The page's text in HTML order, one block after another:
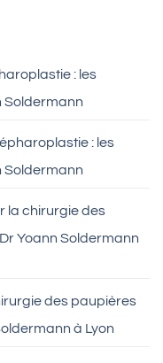
: les
Soldermann
: les
Soldermann
la chirurgie des
Yoann Soldermann
des paupières
à Lyon